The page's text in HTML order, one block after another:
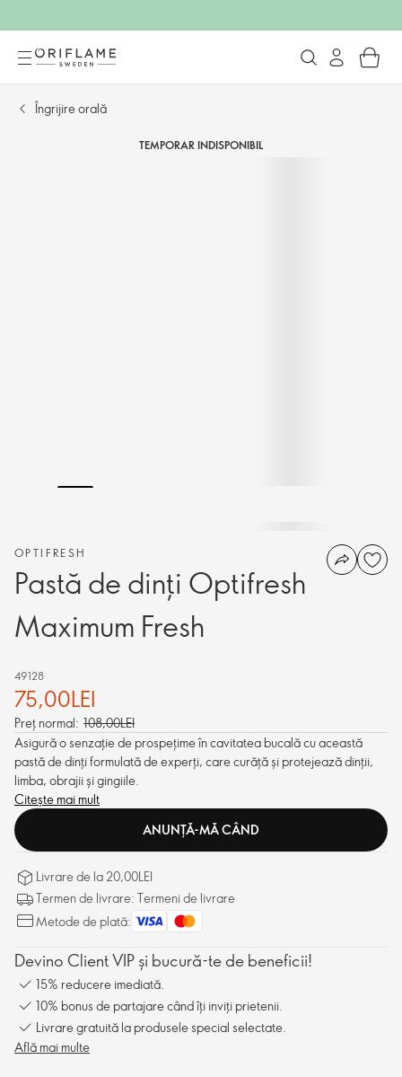
Îngrijire orală
TEMPORAR INDISPONIBIL
OPTIFRESH
Pastă de dinți Optifresh
Maximum Fresh
49128
75,00LEI
Preț normal: 108,00LEI
Asigură o senzație de prospețime în cavitatea bucală cu această
pastă de dinți formulată de experți, care curăță și protejează dinții,
limba, obrajii și gingiile.
Citește mai mult
ANUNȚĂ-MĂ CÂND
Livrare de la 20,00LEI
Termen de livrare: Termeni de livrare
Metode de plată:
Devino Client VIP și bucură-te de beneficii!
15% reducere imediată.
10% bonus de partajare când îți inviți prietenii.
Livrare gratuită la produsele special selectate.
Află mai multe